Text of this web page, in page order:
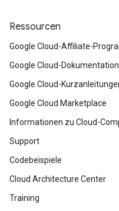
Ressourcen
Google Cloud-Affiliate-
Google Cloud-Dokumentation
Google Cloud-
Google Cloud Marketplace
Informationen zu Cloud-
Support
Codebeispiele
Cloud Architecture Center
Training